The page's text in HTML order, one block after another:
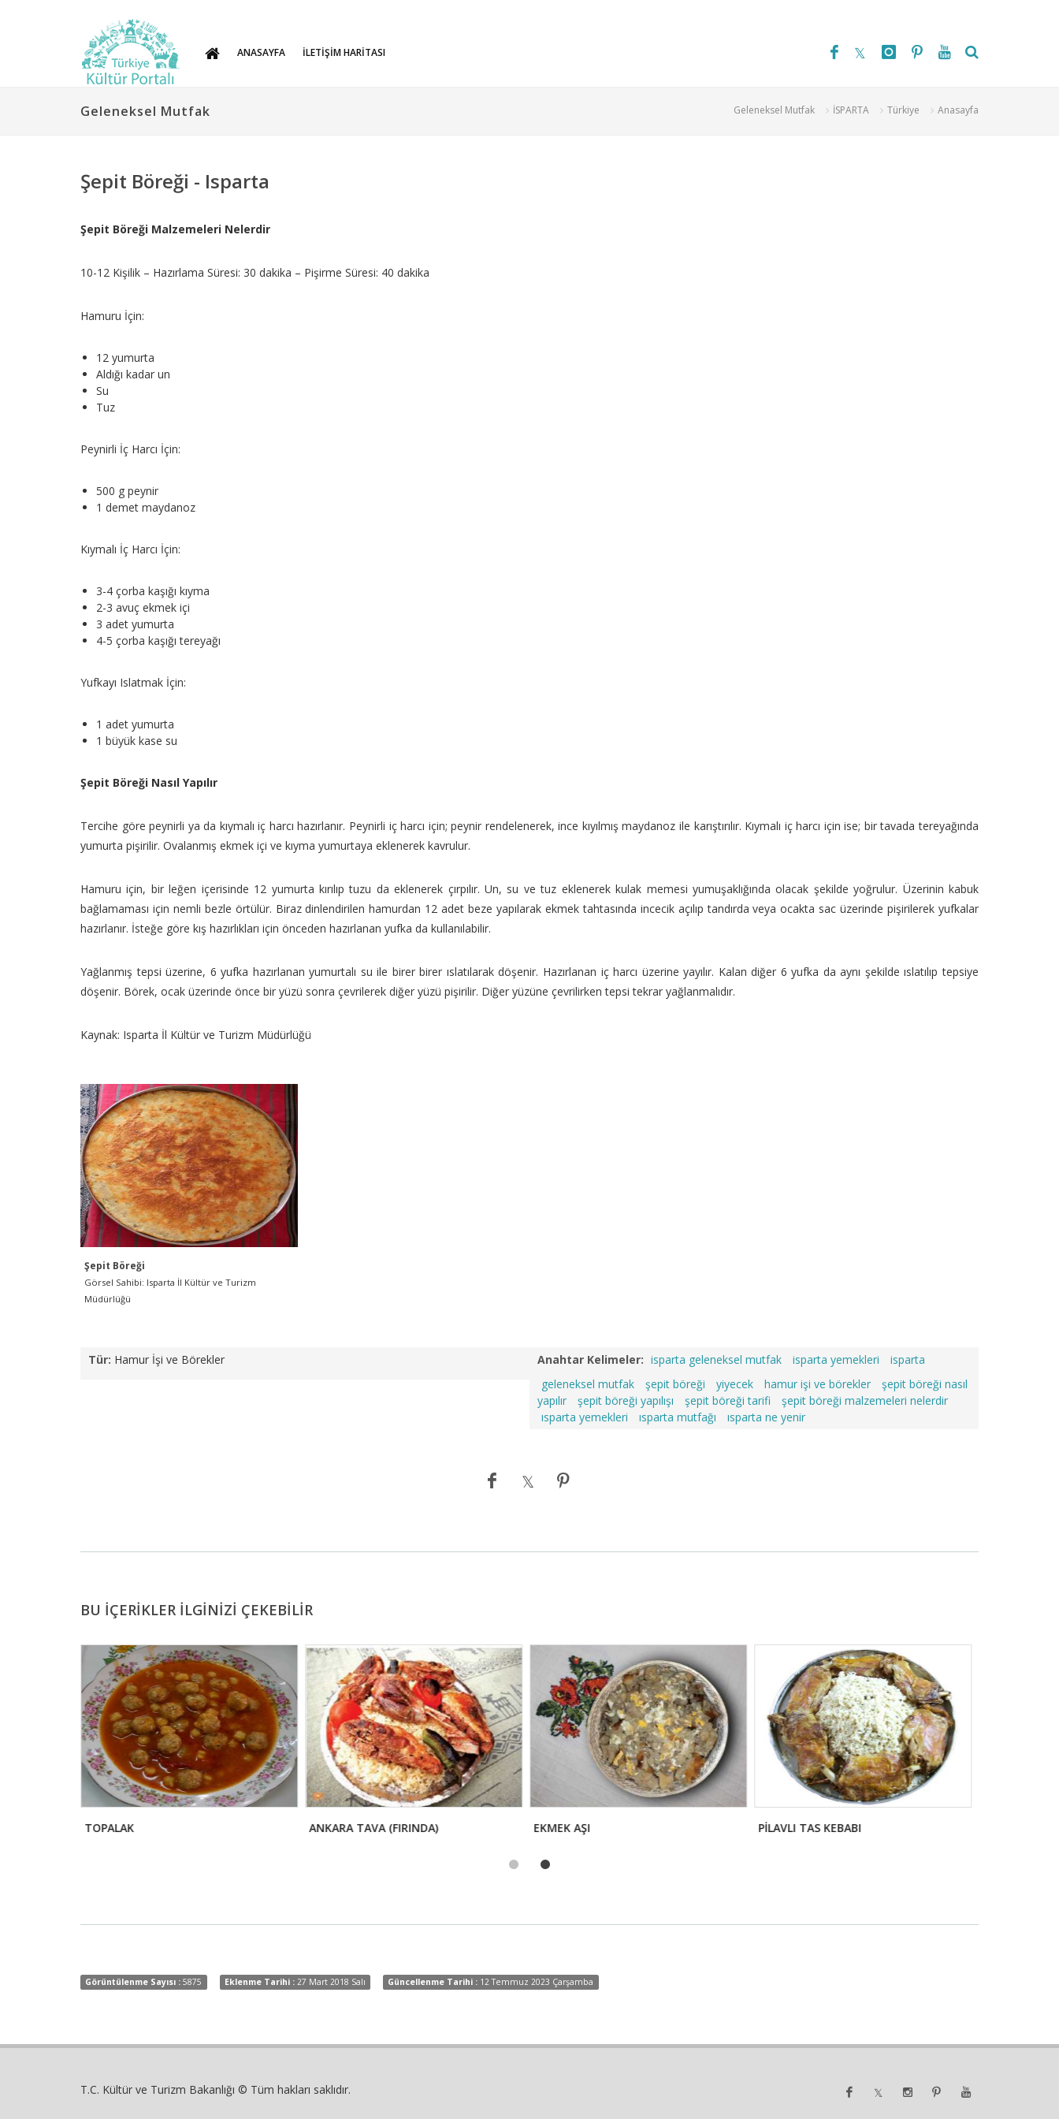
ANASAYFA İLETİŞİM HARİTASI
Geleneksel Mutfak İSPARTA Türkiye Anasayfa
Geleneksel Mutfak
Şepit Böreği - Isparta
Şepit Böreği Malzemeleri Nelerdir
10-12 Kişilik – Hazırlama Süresi: 30 dakika – Pişirme Süresi: 40 dakika
Hamuru İçin:
12 yumurta
Aldığı kadar un
Su
Tuz
Peynirli İç Harcı İçin:
500 g peynir
1 demet maydanoz
Kıymalı İç Harcı İçin:
3-4 çorba kaşığı kıyma
2-3 avuç ekmek içi
3 adet yumurta
4-5 çorba kaşığı tereyağı
Yufkayı Islatmak İçin:
1 adet yumurta
1 büyük kase su
Şepit Böreği Nasıl Yapılır
Tercihe göre peynirli ya da kıymalı iç harcı hazırlanır. Peynirli iç harcı için; peynir rendelenerek, ince kıyılmış maydanoz ile karıştırılır. Kıymalı iç harcı için ise; bir tavada tereyağında
yumurta pişirilir. Ovalanmış ekmek içi ve kıyma yumurtaya eklenerek kavrulur.
Hamuru için, bir leğen içerisinde 12 yumurta kırılıp tuzu da eklenerek çırpılır. Un, su ve tuz eklenerek kulak memesi yumuşaklığında olacak şekilde yoğrulur. Üzerinin kabuk
bağlamaması için nemli bezle örtülür. Biraz dinlendirilen hamurdan 12 adet beze yapılarak ekmek tahtasında incecik açılıp tandırda veya ocakta sac üzerinde pişirilerek yufkalar
hazırlanır. İsteğe göre kış hazırlıkları için önceden hazırlanan yufka da kullanılabilir.
Yağlanmış tepsi üzerine, 6 yufka hazırlanan yumurtalı su ile birer birer ıslatılarak döşenir. Hazırlanan iç harcı üzerine yayılır. Kalan diğer 6 yufka da aynı şekilde ıslatılıp tepsiye
döşenir. Börek, ocak üzerinde önce bir yüzü sonra çevrilerek diğer yüzü pişirilir. Diğer yüzüne çevrilirken tepsi tekrar yağlanmalıdır.
Kaynak: Isparta İl Kültür ve Turizm Müdürlüğü
Şepit Böreği
Görsel Sahibi: Isparta İl Kültür ve Turizm
Müdürlüğü
Tür: Hamur İşi ve Börekler Anahtar Kelimeler: isparta geleneksel mutfak isparta yemekleri
isparta
geleneksel mutfak
şepit böreği yiyecek hamur işi ve börekler
şepit böreği nasıl
yapılır
şepit böreği yapılışı şepit böreği tarifi
şepit böreği malzemeleri nelerdir
ısparta yemekleri
ısparta mutfağı ısparta ne yenir
BU İÇERİKLER İLGİNİZİ ÇEKEBİLİR
TOPALAK ANKARA TAVA (FIRINDA) EKMEK AŞI PİLAVLI TAS KEBABI
Görüntülenme Sayısı : 5875 Eklenme Tarihi : 27 Mart 2018 Salı Güncellenme Tarihi : 12 Temmuz 2023 Çarşamba
T.C. Kültür ve Turizm Bakanlığı © Tüm hakları saklıdır.